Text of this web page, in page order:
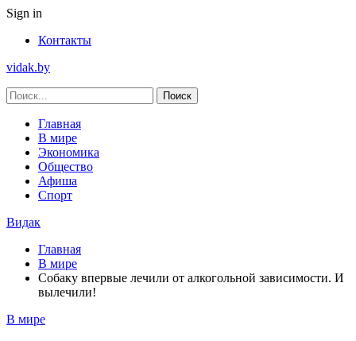
Sign in
Контакты
vidak.by
Главная
В мире
Экономика
Общество
Афиша
Спорт
Видак
Главная
В мире
Собаку впервые лечили от алкогольной зависимости. И
вылечили!
В мире